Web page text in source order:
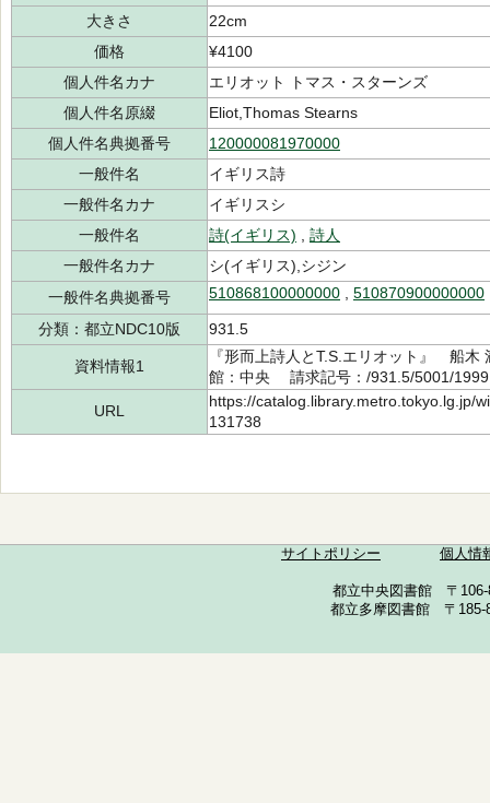
大きさ
22cm
価格
¥4100
個人件名カナ
エリオット トマス・スターンズ
個人件名原綴
Eliot,Thomas Stearns
個人件名典拠番号
120000081970000
一般件名
イギリス詩
一般件名カナ
イギリスシ
一般件名
詩(イギリス)
詩人
一般件名カナ
シ(イギリス),シジン
一般件名典拠番号
510868100000000 510870900000000
分類：都立NDC10版 931.5
資料情報1
『形而上詩人とT.S.エリオット』 船
館：中央 請求記号：/931.5/5001/
URL
https://catalog.library.metro.tokyo.lg.jp/
131738
サイトポリシー 個人情
都立中央図書館 〒
都立多摩図書館 〒185-